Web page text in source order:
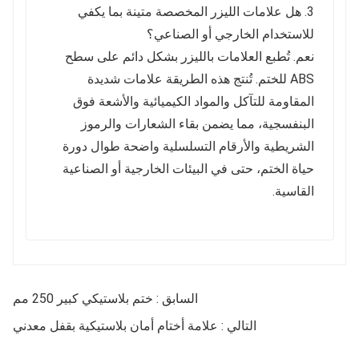
3. هل علامات الليزر المخصصة متينة بما يكفي
للاستخدام الخارجي أو الصناعي؟
نعم. تُطبع العلامات بالليزر بشكل دائم على سطح
ABS للختم. تُنتج هذه الطريقة علامات شديدة
المقاومة للتآكل والمواد الكيميائية والأشعة فوق
البنفسجية، مما يضمن بقاء الشعارات والرموز
الشريطية والأرقام التسلسلية واضحة طوال دورة
حياة الختم، حتى في البيئات الخارجية أو الصناعية
القاسية.
السابق : ختم بلاستيكي كبير 250 مم
التالي : علامة أختام أمان بلاستيكية بقفل معدني